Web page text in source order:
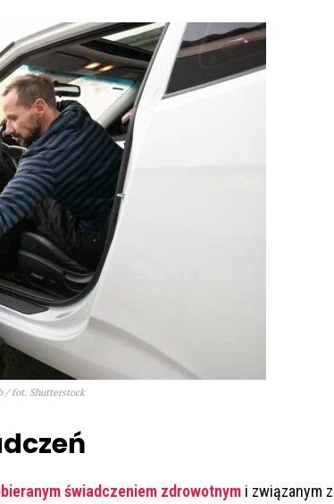
/ fot. Shutterstock
świadczeniem zdrowotnym i związanym z